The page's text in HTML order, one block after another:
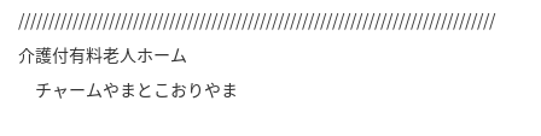
///////////////////////////////////////////////////////////////////////////////
介護付有料老人ホーム
チャームやまとこおりやま